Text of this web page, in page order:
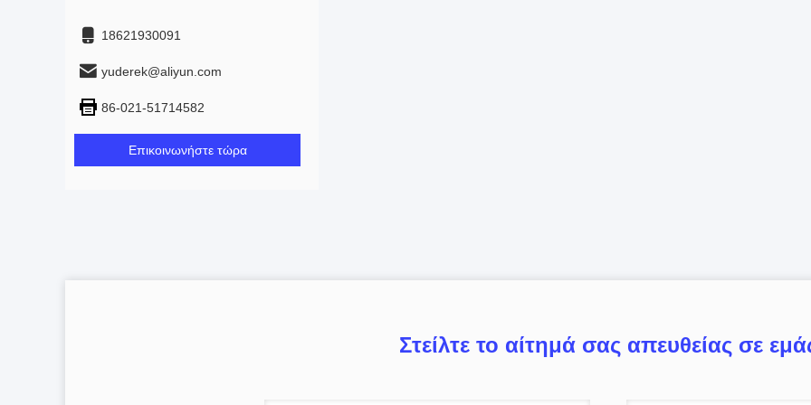
18621930091
yuderek@aliyun.com
86-021-51714582
Επικοινωνήστε τώρα
Στείλτε το αίτημά σας απευθείας σε